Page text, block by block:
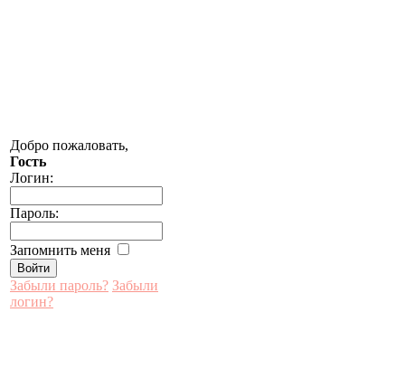
Добро пожаловать,
Гость
Логин:
Пароль:
Запомнить меня
Забыли пароль? Забыли
логин?